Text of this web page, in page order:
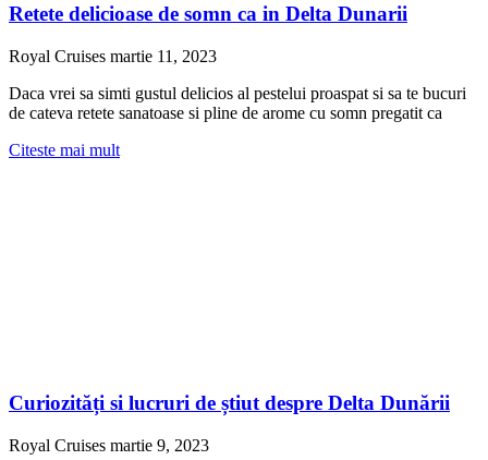
Retete delicioase de somn ca in Delta Dunarii
Royal Cruises martie 11, 2023
Daca vrei sa simti gustul delicios al pestelui proaspat si sa te bucuri
de cateva retete sanatoase si pline de arome cu somn pregatit ca
Citeste mai mult
Curiozități si lucruri de știut despre Delta Dunării
Royal Cruises martie 9, 2023